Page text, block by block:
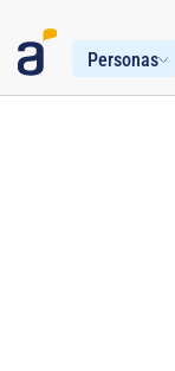
Personas